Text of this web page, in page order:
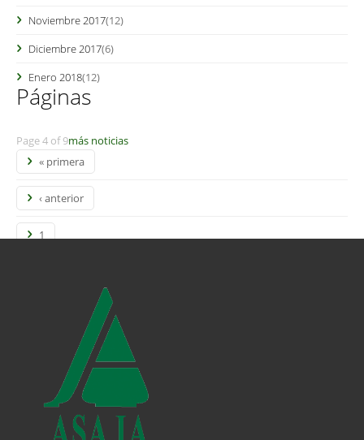
Noviembre 2017(12)
Diciembre 2017(6)
Enero 2018(12)
Páginas
Page 4 of 9
« primera
‹ anterior
1
más noticias